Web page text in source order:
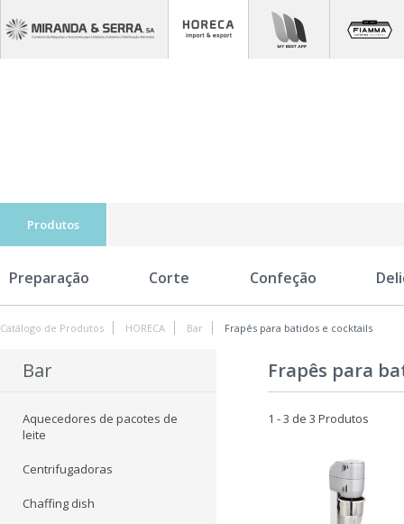
Produtos
Preparação Corte Confeção
Catálogo de Produtos HORECA Bar Frapês para batidos e cocktails
Bar
Aquecedores de pacotes de
leite
Centrifugadoras
Chaffing dish
Frapês para
1 - 3 de 3 Produtos